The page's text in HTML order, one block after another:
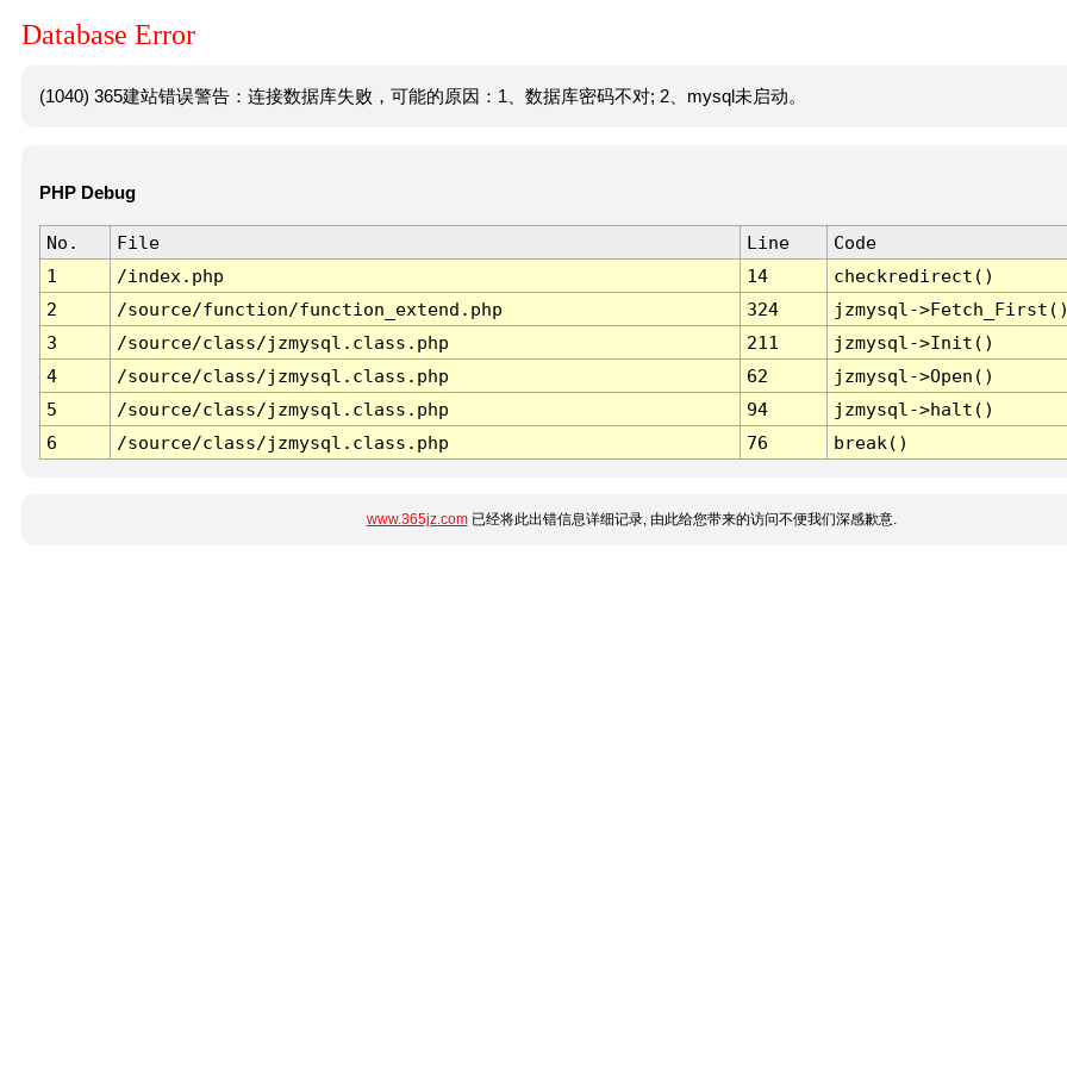
Database Error
(1040) 365建站错误警告：连接数据库失败，可能的原因：1、数据库密码不对; 2、mysql未启动。
PHP Debug
No. File Line
Code
1
/index.php 14
checkredirect()
2
/source/function/function_extend.php 324
jzmysql-
3
/source/class/jzmysql.class.php 211
jzmysql->Init()
4
/source/class/jzmysql.class.php 62
jzmysql->Open()
5
/source/class/jzmysql.class.php 94
jzmysql->halt()
6
/source/class/jzmysql.class.php 76 break()
www.365jz.com已经将此出错信息详细记录, 由此给您带来的访问不便我们深感歉意.